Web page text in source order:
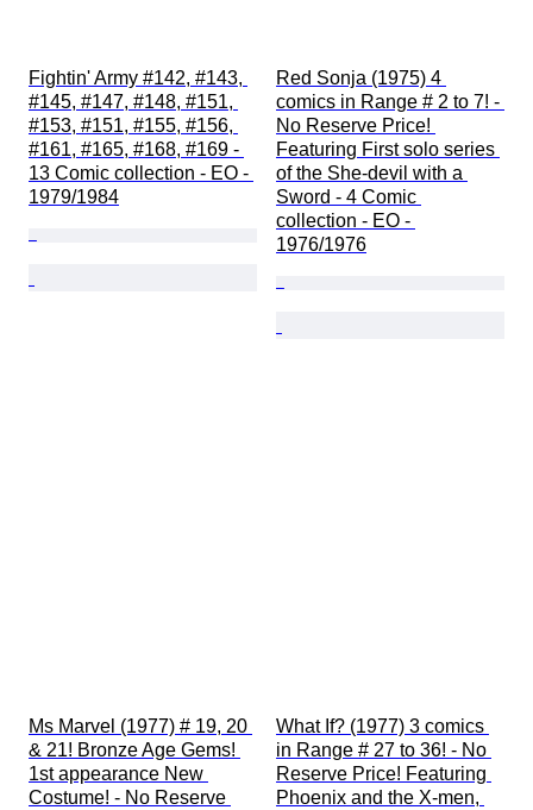
Fightin' Army #142, #143,
#145, #147, #148, #151,
#153, #151, #155, #156,
#161, #165, #168, #169 -
13 Comic collection - EO -
1979/1984
Red Sonja (1975) 4
comics in Range # 2 to 7! -
No Reserve Price!
Featuring First solo series
of the She-devil with a
Sword - 4 Comic
collection - EO -
1976/1976
Ms Marvel (1977) # 19, 20
& 21! Bronze Age Gems!
1st appearance New
Costume! - No Reserve
What If? (1977) 3 comics
in Range # 27 to 36! - No
Reserve Price! Featuring
Phoenix and the X-men,